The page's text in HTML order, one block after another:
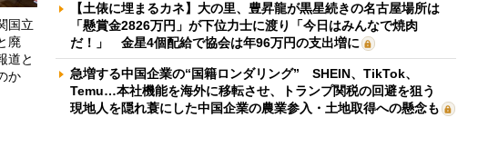
国立
廃
道と
か
【土俵に埋まるカネ】大の里、豊昇龍が黒星続きの名古屋場所は
「懸賞金2826万円」が下位力士に渡り「今日はみんなで焼肉
だ！」 金星4個配給で協会は年96万円の支出増に
急増する中国企業の“国籍ロンダリング” SHEIN、TikTok、
Temu…本社機能を海外に移転させ、トランプ関税の回避を狙う
現地人を隠れ蓑にした中国企業の農業参入・土地取得への懸念も